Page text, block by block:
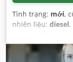
Tình trạng: mới,
nhiên liệu: diesel,